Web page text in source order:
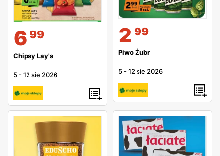
6 99
Chipsy Lay's
5 -12 sie 2026
2 99
Piwo Żubr
5 -12 sie 2026